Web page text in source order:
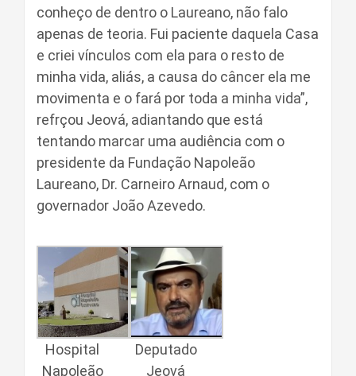
conheço de dentro o Laureano, não falo
apenas de teoria. Fui paciente daquela Casa
e criei vínculos com ela para o resto de
minha vida, aliás, a causa do câncer ela me
movimenta e o fará por toda a minha vida”,
refrçou Jeová, adiantando que está
tentando marcar uma audiência com o
presidente da Fundação Napoleão
Laureano, Dr. Carneiro Arnaud, com o
governador João Azevedo.
Hospital
Napoleão
Deputado
Jeová